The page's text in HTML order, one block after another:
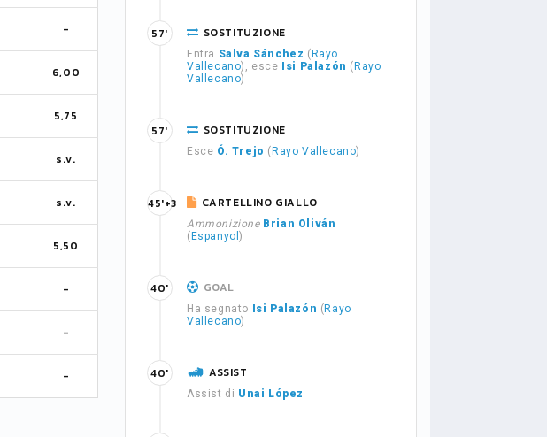
-
6,00
5,75
s.v.
s.v.
5,50
-
-
-
SOSTITUZIONE
Entra Salva Sánchez ( Rayo
Vallecano), esce Isi Palazón ( Rayo
Vallecano)
57'
SOSTITUZIONE
Esce Ó. Trejo ( Rayo Vallecano)
57'
CARTELLINO GIALLO
Ammonizione Brian Oliván
( Espanyol)
45'+3
GOAL
Ha segnato Isi Palazón ( Rayo
Vallecano)
40'
ASSIST
Assist di Unai López
40'